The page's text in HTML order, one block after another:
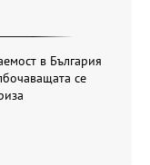
в България
се